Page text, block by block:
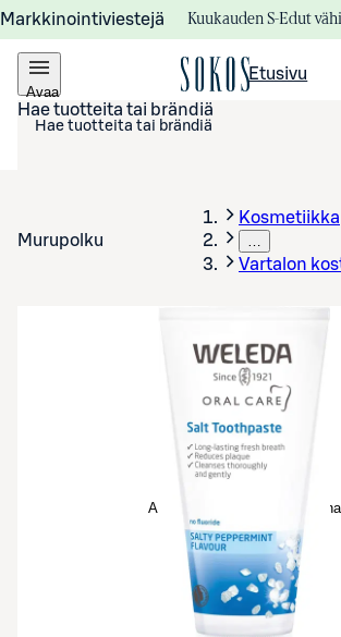
Markkinointiviestejä Kuukauden S-Edut
Avaa
valikko
Etusivu
Hae tuotteita tai brändiä
Murupolku
Kosmetiikka
…
Vartalon
Avaa tuotekuva suurennettuna